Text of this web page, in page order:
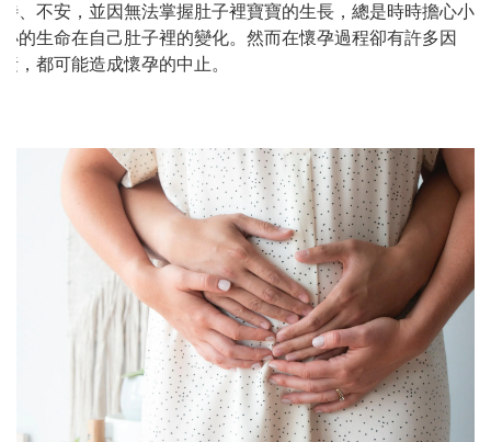
待、不安，並因無法掌握肚子裡寶寶的生長，總是時時擔心小
小的生命在自己肚子裡的變化。然而在懷孕過程卻有許多因
素，都可能造成懷孕的中止。